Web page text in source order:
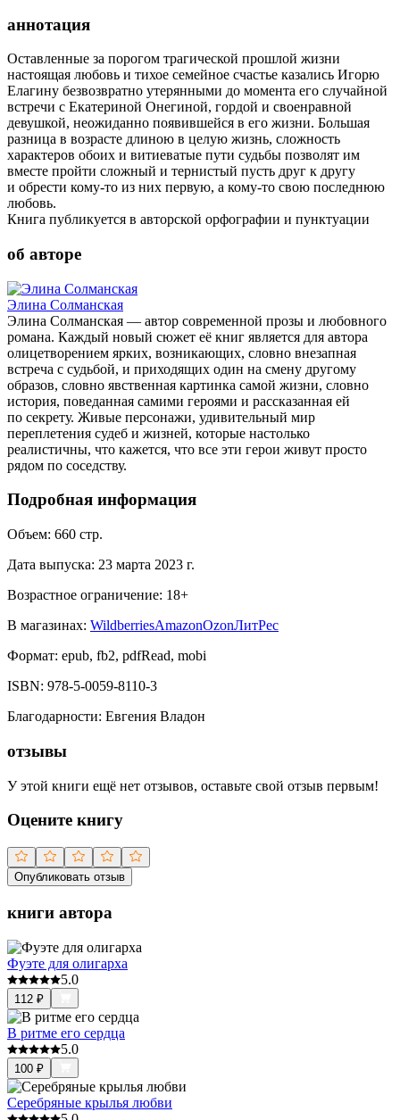
аннотация
Оставленные за порогом трагической прошлой жизни
настоящая любовь и тихое семейное счастье казались Игорю
Елагину безвозвратно утерянными до момента его случайной
встречи с Екатериной Онегиной, гордой и своенравной
девушкой, неожиданно появившейся в его жизни. Большая
разница в возрасте длиною в целую жизнь, сложность
характеров обоих и витиеватые пути судьбы позволят им
вместе пройти сложный и тернистый пусть друг к другу
и обрести кому-то из них первую, а кому-то свою последнюю
любовь.
Книга публикуется в авторской орфографии и пунктуации
об авторе
Элина Солманская
Элина Солманская — автор современной прозы и любовного
романа. Каждый новый сюжет её книг является для автора
олицетворением ярких, возникающих, словно внезапная
встреча с судьбой, и приходящих один на смену другому
образов, словно явственная картинка самой жизни, словно
история, поведанная самими героями и рассказанная ей
по секрету. Живые персонажи, удивительный мир
переплетения судеб и жизней, которые настолько
реалистичны, что кажется, что все эти герои живут просто
рядом по соседству.
Подробная информация
Объем: 660 стр.
Дата выпуска: 23 марта 2023 г.
Возрастное ограничение: 18+
В магазинах: WildberriesAmazonOzonЛитРес
Формат: epub, fb2, pdfRead, mobi
ISBN: 978-5-0059-8110-3
Благодарности: Евгения Владон
отзывы
У этой книги ещё нет отзывов, оставьте свой отзыв первым!
Оцените книгу
Опубликовать отзыв
книги автора
Фуэте для олигарха
5.0
112 ₽
В ритме его сердца
5.0
100 ₽
Серебряные крылья любви